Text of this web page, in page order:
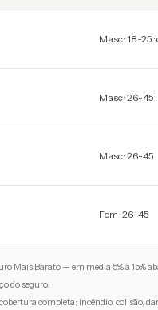
Masc · 18-25
Masc · 26-45
Masc · 26-45
Fem · 26-45
Mais Barato — em média 5% a 15%
do seguro.
completa: incêndio, colisão,